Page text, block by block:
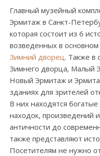
Главный музейный
Эрмитаж в Санкт-
которая состоит из 6
возведенных в основном
Зимний дворец . Также в
Зимнего дворца, Малый
Новый Эрмитаж и
зданиях для зрителей
В них находятся
находок, произведений
античности до
также представляют
Посетителям не нужно